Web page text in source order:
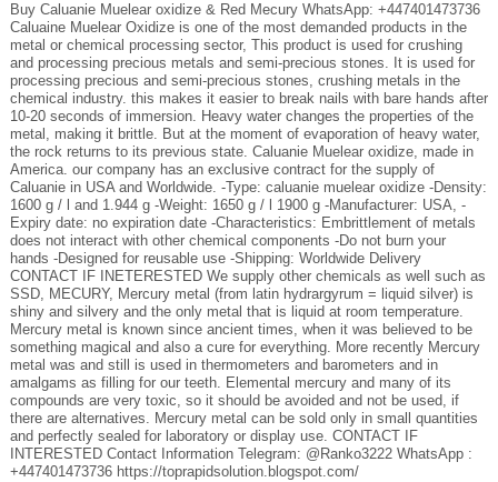
Buy Caluanie Muelear oxidize & Red Mecury WhatsApp: +447401473736
Caluaine Muelear Oxidize is one of the most demanded products in the
metal or chemical processing sector, This product is used for crushing
and processing precious metals and semi-precious stones. It is used for
processing precious and semi-precious stones, crushing metals in the
chemical industry. this makes it easier to break nails with bare hands after
10-20 seconds of immersion. Heavy water changes the properties of the
metal, making it brittle. But at the moment of evaporation of heavy water,
the rock returns to its previous state. Caluanie Muelear oxidize, made in
America. our company has an exclusive contract for the supply of
Caluanie in USA and Worldwide. -Type: caluanie muelear oxidize -Density:
1600 g / l and 1.944 g -Weight: 1650 g / l 1900 g -Manufacturer: USA, -
Expiry date: no expiration date -Characteristics: Embrittlement of metals
does not interact with other chemical components -Do not burn your
hands -Designed for reusable use -Shipping: Worldwide Delivery
CONTACT IF INETERESTED We supply other chemicals as well such as
SSD, MECURY, Mercury metal (from latin hydrargyrum = liquid silver) is
shiny and silvery and the only metal that is liquid at room temperature.
Mercury metal is known since ancient times, when it was believed to be
something magical and also a cure for everything. More recently Mercury
metal was and still is used in thermometers and barometers and in
amalgams as filling for our teeth. Elemental mercury and many of its
compounds are very toxic, so it should be avoided and not be used, if
there are alternatives. Mercury metal can be sold only in small quantities
and perfectly sealed for laboratory or display use. CONTACT IF
INTERESTED Contact Information Telegram: @Ranko3222 WhatsApp :
+447401473736 https://toprapidsolution.blogspot.com/